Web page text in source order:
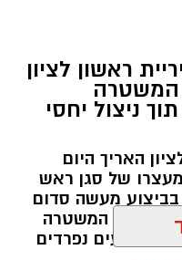
מפני שימוש
במסגרת מבצע
"מרכז
מעבדה
במהלך המבצע,
ראשון לציון
המשטרה
ניצול יחסי
האריך היום
של סגן ראש
בביצוע מעשה סדום
עירייה. המשטרה
אירועים נפרדים